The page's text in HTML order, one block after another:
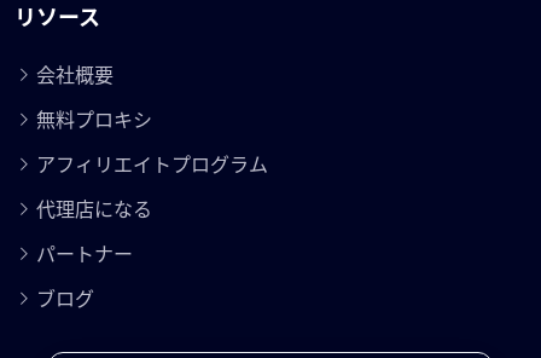
リソース
会社概要
無料プロキシ
アフィリエイトプログラム
代理店になる
パートナー
ブログ